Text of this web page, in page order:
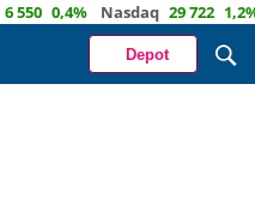
0,4% Nasdaq 29 722 1,2% Öl
Depot